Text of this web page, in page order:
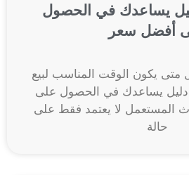
يساعدك في الحصول
أفضل سعر
متى يكون الوقت المناسب لبيع
دليل يساعدك في الحصول على
المستعمل لا يعتمد فقط على
حالة